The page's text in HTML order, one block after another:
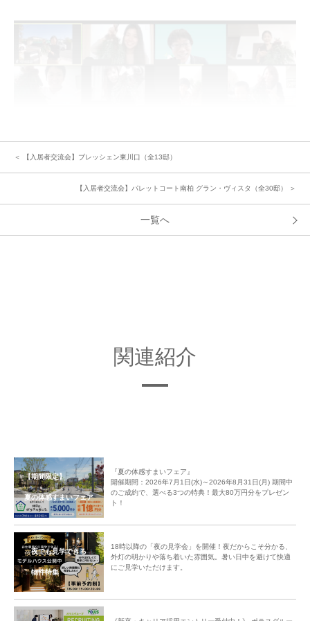
お配りしたレジュメもご覧になりながらクリスマスアレンジに挑戦！途中で
＜ 【入居者交流会】ブレッシェン東川口（全13邸）
【入居者交流会】パレットコート南柏 グラン・ヴィスタ（全30邸） ＞
一覧へ
関連紹介
【期間限定】
夏の体感すまいフェア
『夏の体感すまいフェア』
開催期間：2026年7月1日(水)～2026年8月31日(月) 期間中
のご成約で、選べる3つの特典！最大80万円分をプレゼン
ト！
夜でも見学できる
物件特集
18時以降の「夜の見学会」を開催！夜だからこそ分かる、
外灯の明かりや落ち着いた雰囲気。暑い日中を避けて快適
にご見学いただけます。